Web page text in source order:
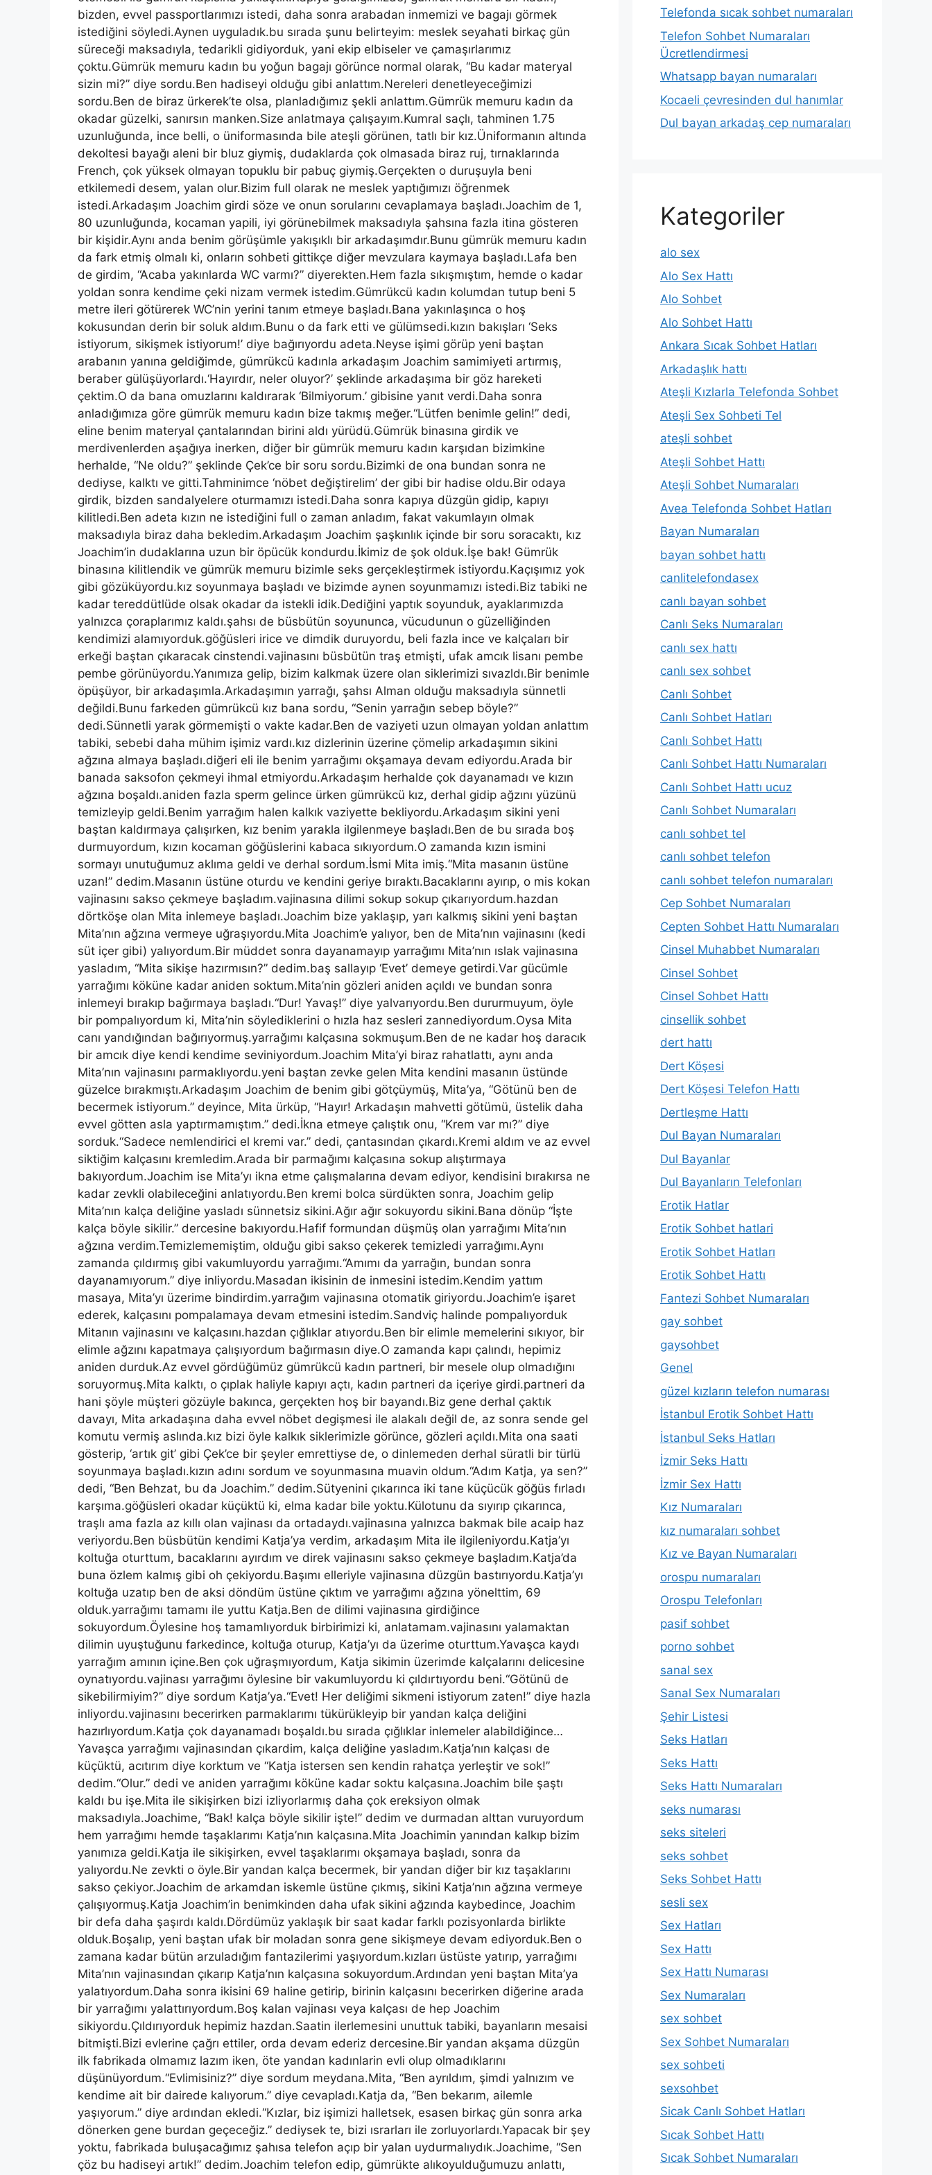
Telefonda sıcak sohbet numaraları
Telefon Sohbet Numaraları
Ücretlendirmesi
Whatsapp bayan numaraları
Kocaeli çevresinden dul hanımlar
Dul bayan arkadaş cep numaraları
Kategoriler
alo sex
Alo Sex Hattı
Alo Sohbet
Alo Sohbet Hattı
Ankara Sıcak Sohbet Hatları
Arkadaşlık hattı
Ateşli Kızlarla Telefonda Sohbet
Ateşli Sex Sohbeti Tel
ateşli sohbet
Ateşli Sohbet Hattı
Ateşli Sohbet Numaraları
Avea Telefonda Sohbet Hatları
Bayan Numaraları
bayan sohbet hattı
canlitelefondasex
canlı bayan sohbet
Canlı Seks Numaraları
canlı sex hattı
canlı sex sohbet
Canlı Sohbet
Canlı Sohbet Hatları
Canlı Sohbet Hattı
Canlı Sohbet Hattı Numaraları
Canlı Sohbet Hattı ucuz
Canlı Sohbet Numaraları
canlı sohbet tel
canlı sohbet telefon
canlı sohbet telefon numaraları
Cep Sohbet Numaraları
Cepten Sohbet Hattı Numaraları
Cinsel Muhabbet Numaraları
Cinsel Sohbet
Cinsel Sohbet Hattı
cinsellik sohbet
dert hattı
Dert Köşesi
Dert Köşesi Telefon Hattı
Dertleşme Hattı
Dul Bayan Numaraları
Dul Bayanlar
Dul Bayanların Telefonları
Erotik Hatlar
Erotik Sohbet hatlari
Erotik Sohbet Hatları
Erotik Sohbet Hattı
Fantezi Sohbet Numaraları
gay sohbet
gaysohbet
Genel
güzel kızların telefon numarası
İstanbul Erotik Sohbet Hattı
İstanbul Seks Hatları
İzmir Seks Hattı
İzmir Sex Hattı
Kız Numaraları
kız numaraları sohbet
Kız ve Bayan Numaraları
orospu numaraları
Orospu Telefonları
pasif sohbet
porno sohbet
sanal sex
Sanal Sex Numaraları
Şehir Listesi
Seks Hatları
Seks Hattı
Seks Hattı Numaraları
seks numarası
seks siteleri
seks sohbet
Seks Sohbet Hattı
sesli sex
Sex Hatları
Sex Hattı
Sex Hattı Numarası
Sex Numaraları
sex sohbet
Sex Sohbet Numaraları
sex sohbeti
sexsohbet
Sicak Canlı Sohbet Hatları
Sıcak Sohbet Hattı
Sıcak Sohbet Numaraları